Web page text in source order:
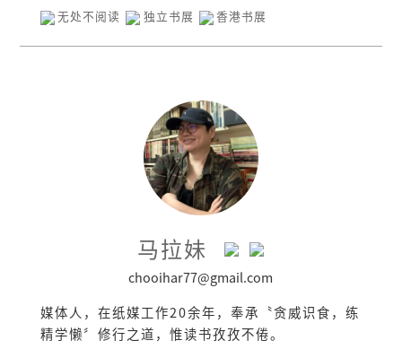
无处不阅读 独立书展 香港书展
马拉妹
chooihar77@gmail.com
媒体人，在纸媒工作20余年，奉承〝贪威识食，练
精学懒〞修行之道，惟读书孜孜不倦。